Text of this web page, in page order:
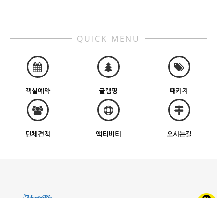
QUICK MENU
객실예약 글램핑 패키지
단체견적 액티비티 오시는길